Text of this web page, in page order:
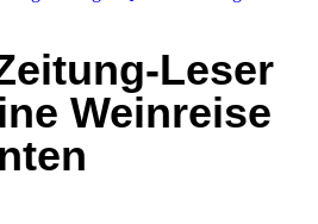
Leser
Weinreise